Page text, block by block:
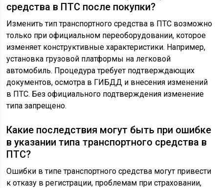
средства в ПТС после покупки?
Изменить тип транспортного средства в ПТС возможно
только при официальном переоборудовании, которое
изменяет конструктивные характеристики. Например,
установка грузовой платформы на легковой
автомобиль. Процедура требует подтверждающих
документов, осмотра в ГИБДД и внесения изменений
в ПТС. Без официального подтверждения изменение
типа запрещено.
Какие последствия могут быть при ошибке
в указании типа транспортного средства в
ПТС?
Ошибки в типе транспортного средства могут привести
к отказу в регистрации, проблемам при страховании,